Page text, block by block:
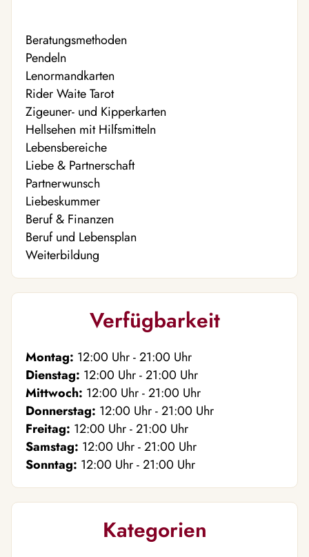
Beratungsmethoden
Pendeln
Lenormandkarten
Rider Waite Tarot
Zigeuner- und Kipperkarten
Hellsehen mit Hilfsmitteln
Lebensbereiche
Liebe & Partnerschaft
Partnerwunsch
Liebeskummer
Beruf & Finanzen
Beruf und Lebensplan
Weiterbildung
Verfügbarkeit
Montag: 12:00 Uhr- 21:00 Uhr
Dienstag: 12:00 Uhr- 21:00 Uhr
Mittwoch: 12:00 Uhr- 21:00 Uhr
Donnerstag: 12:00 Uhr- 21:00 Uhr
Freitag: 12:00 Uhr- 21:00 Uhr
Samstag: 12:00 Uhr- 21:00 Uhr
Sonntag: 12:00 Uhr- 21:00 Uhr
Kategorien